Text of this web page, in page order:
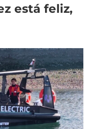
está feliz,